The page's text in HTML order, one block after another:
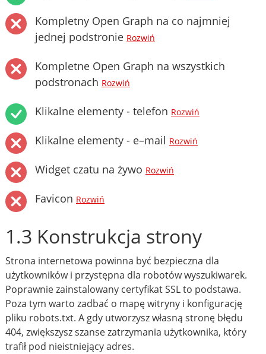
Kompletny Open Graph na co najmniej
jednej podstronie Rozwiń
Kompletne Open Graph na wszystkich
podstronach Rozwiń
Klikalne elementy - telefon Rozwiń
Klikalne elementy - e–mail Rozwiń
Widget czatu na żywo Rozwiń
Favicon Rozwiń
1.3 Konstrukcja strony
Strona internetowa powinna być bezpieczna dla
użytkowników i przystępna dla robotów wyszukiwarek.
Poprawnie zainstalowany certyfikat SSL to podstawa.
Poza tym warto zadbać o mapę witryny i konfigurację
pliku robots.txt. A gdy utworzysz własną stronę błędu
404, zwiększysz szanse zatrzymania użytkownika, który
trafił pod nieistniejący adres.